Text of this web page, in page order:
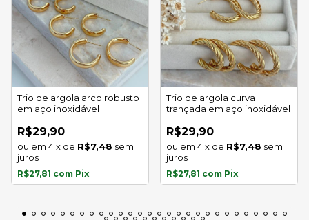
Trio de argola arco robusto
em aço inoxidável
R$29,90
4x de R$7,48 sem
juros
R$27,81 com Pix
Trio de argola curva
trançada em aço inoxidável
R$29,90
4x de R$7,48 sem
juros
R$27,81 com Pix